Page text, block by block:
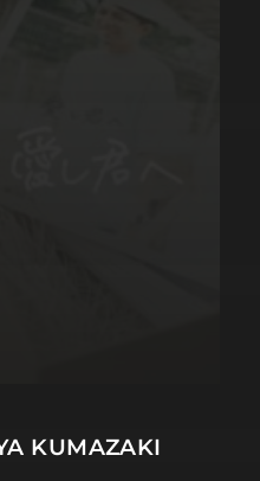
KUMAZAKI